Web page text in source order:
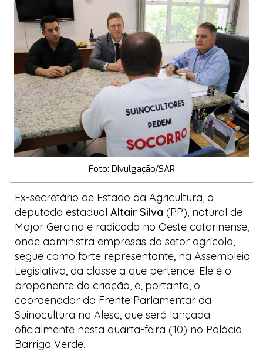
Foto: Divulgação/SAR
Ex-secretário de Estado da Agricultura, o
deputado estadual Altair Silva (PP), natural de
Major Gercino e radicado no Oeste catarinense,
onde administra empresas do setor agrícola,
segue como forte representante, na Assembleia
Legislativa, da classe a que pertence. Ele é o
proponente da criação, e, portanto, o
coordenador da Frente Parlamentar da
Suinocultura na Alesc, que será lançada
oficialmente nesta quarta-feira (10) no Palácio
Barriga Verde.